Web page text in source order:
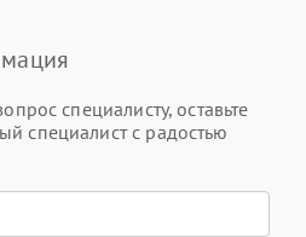
специалисту, оставьте
специалист с радостью